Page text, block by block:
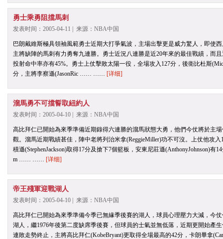
勇士乘勇阻擋馬刺
发表时间：2005-04-11 | 来源：NBA中国
巴朗戴維斯極具領袖風範勇士近期大打爭氣波，主場出擊更是威力驚人，即使
主將缺陣的馬刺有力勇奪九連勝。勇士近況八連勝是近20年來的最佳戰績，而
投射命中率亦有45%。勇士上仗擊敗太陽一役，全場攻入127分，後衛比杜斯
分，主將李察遜(JasonRic …… …… [详细]
溜馬勇不可擋誓取紐約人
发表时间：2005-04-10 | 来源：NBA中国
高比拜仁已開始為來季準備近期錄得六連勝的溜馬狀態大勇，他們今仗將於主
觀。溜馬近期戰績甚佳，陣中老將列治米拿(ReggieMiller)功不可沒。上仗他攻
積遜(StephenJackson)取得17分及搶下7個籃板，安東尼莊遜(AnthonyJohnson)有
m …… …… [详细]
帝王殘軍迎戰湖人
发表时间：2005-04-10 | 来源：NBA中国
高比拜仁已開始為來季準備今季已無緣季後賽的湖人，球員心理壓力大減，今
湖人，繼1976年後第二度缺席季後賽，但球員的士氣並無低落，近期更開始產
連敗走勢終止，主將高比拜仁(KobeBryant)更取得全場最高的42分，卡朗畢拿